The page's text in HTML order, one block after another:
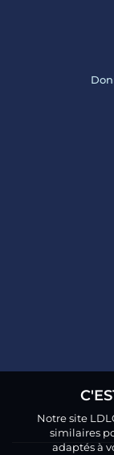
Notre site
similaires
adaptés à